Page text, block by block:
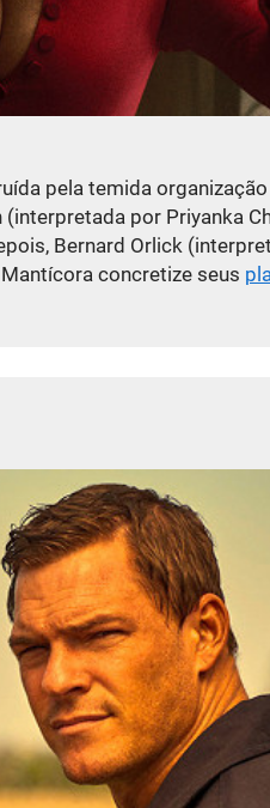
pela temida
por Priyanka
Bernard Orlick
concretize seus